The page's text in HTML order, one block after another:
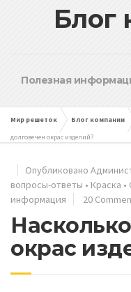
Блог
Полезная
Мир решеток Блог компании
долговечен окрас изделий?
Опубликовано
вопросы-ответы • Краска •
информация
20
окрас